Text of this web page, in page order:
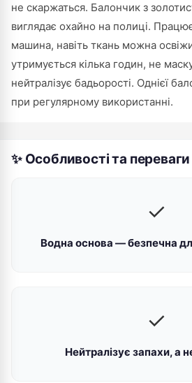
не скаржаться. Балончик з
виглядає охайно на полиці. Працює
машина, навіть ткань можна
утримується кілька годин, не
нейтралізує бадьорості. Однієї
при регулярному використанні.
✨ Особливості та переваги
✓
Водна основа — безпечна
✓
Нейтралізує запахи, а